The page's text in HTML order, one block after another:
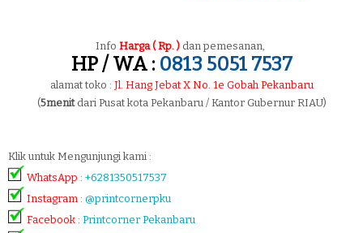
Info Harga ( Rp. ) dan pemesanan,
HP / WA : 0813 5051 7537
alamat toko : Jl. Hang Jebat X No. 1e Gobah Pekanbaru
(5menitdari Pusat kota Pekanbaru / Kantor Gubernur RIAU)
Klik untuk Mengunjungi kami :
WhatsApp : +6281350517537
Instagram : @printcornerpku
Facebook : Printcorner Pekanbaru